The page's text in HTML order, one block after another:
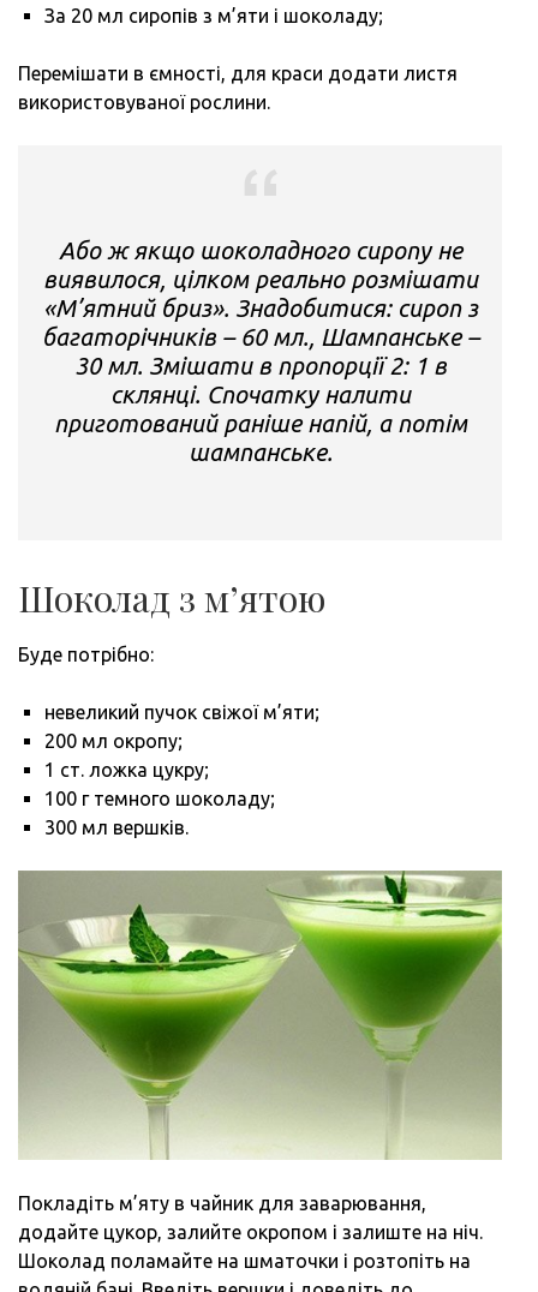
За 20 мл сиропів з м’яти і шоколаду;
Перемішати в ємності, для краси додати листя
використовуваної рослини.
Або ж якщо шоколадного сиропу не
виявилося, цілком реально розмішати
«М’ятний бриз». Знадобитися: сироп з
багаторічників – 60 мл., Шампанське –
30 мл. Змішати в пропорції 2: 1 в
склянці. Спочатку налити
приготований раніше напій, а потім
шампанське.
Шоколад з м’ятою
Буде потрібно:
невеликий пучок свіжої м’яти;
200 мл окропу;
1 ст. ложка цукру;
100 г темного шоколаду;
300 мл вершків.
Покладіть м’яту в чайник для заварювання,
додайте цукор, залийте окропом і залиште на ніч.
Шоколад поламайте на шматочки і розтопіть на